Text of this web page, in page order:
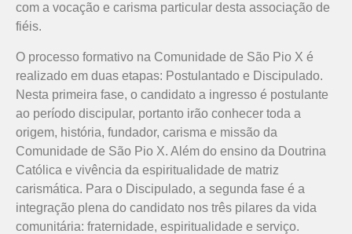
com a vocação e carisma particular desta associação de
fiéis.
O processo formativo na Comunidade de São Pio X é
realizado em duas etapas: Postulantado e Discipulado.
Nesta primeira fase, o candidato a ingresso é postulante
ao período discipular, portanto irão conhecer toda a
origem, história, fundador, carisma e missão da
Comunidade de São Pio X. Além do ensino da Doutrina
Católica e vivência da espiritualidade de matriz
carismática. Para o Discipulado, a segunda fase é a
integração plena do candidato nos três pilares da vida
comunitária: fraternidade, espiritualidade e serviço.